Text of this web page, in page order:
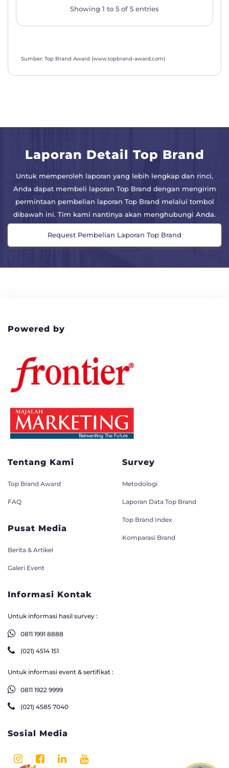
Showing 1 to 5 of 5 entries
Sumber: Top Brand Award (www.topbrand-award.com)
Laporan Detail Top Brand
Untuk memperoleh laporan yang lebih lengkap dan rinci,
Anda dapat membeli laporan Top Brand dengan mengirim
permintaan pembelian laporan Top Brand melalui tombol
dibawah ini. Tim kami nantinya akan menghubungi Anda.
Request Pembelian Laporan Top Brand
Powered by
Tentang Kami
Top Brand Award
FAQ
Pusat Media
Berita & Artikel
Galeri Event
Survey
Metodologi
Laporan Data Top Brand
Top Brand Index
Komparasi Brand
Informasi Kontak
Untuk informasi hasil survey :
0811 1991 8888
(021) 4514 151
Untuk informasi event & sertifikat :
0811 1922 9999
(021) 4585 7040
Sosial Media